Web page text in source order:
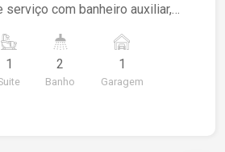
serviço com banheiro auxiliar,
1 2
Banho
1
Garagem